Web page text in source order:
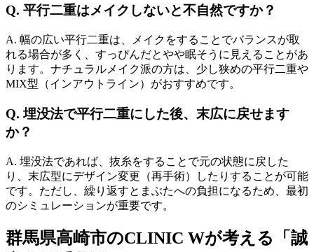
Q. 平行二重はメイクしないと不自然ですか？
A. 幅の広い平行二重は、メイクをすることでバランスが取
れる場合が多く、すっぴんだとやや眠そうに見えることがあ
ります。ナチュラルメイク派の方は、少し狭めの平行二重や
MIX型（インアウトライン）がおすすめです。
Q. 埋没法で平行二重にした後、末広に戻せます
か？
A. 埋没法であれば、抜糸をすることで元の状態に戻した
り、末広型にデザイン変更（再手術）したりすることが可能
です。ただし、繰り返すとまぶたへの負担になるため、最初
のシミュレーションが重要です。
群馬県高崎市のCLINIC Wが考える「誠